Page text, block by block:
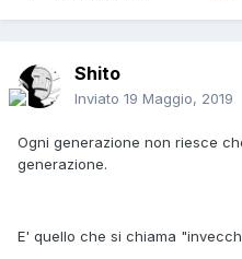
Shito
Inviato 19 Maggio, 2019
Ogni generazione non riesce
generazione.
E' quello che si chiama